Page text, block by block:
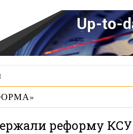
»
реформу КСУ